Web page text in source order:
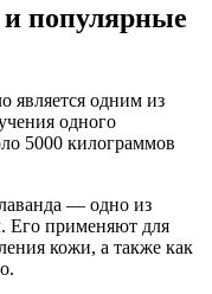
популярные
является одним из
одного
5000 килограммов
— одно из
Его применяют для
кожи, а также как